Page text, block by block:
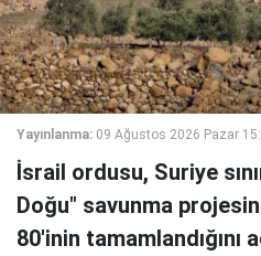
Yayınlanma: 09 Ağustos 2026 Pazar
İsrail ordusu, Suriye
Doğu" savunma
80'inin tamamlandığını